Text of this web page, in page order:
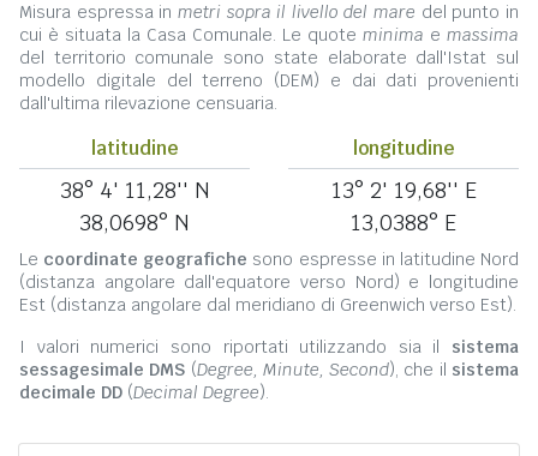
Misura espressa in metri sopra il livello del mare del punto in
cui è situata la Casa Comunale. Le quote minima e massima
del territorio comunale sono state elaborate dall'Istat sul
modello digitale del terreno (DEM) e dai dati provenienti
dall'ultima rilevazione censuaria.
latitudine
38° 4' 11,28'' N
38,0698° N
longitudine
13° 2' 19,68'' E
13,0388° E
Le coordinate geografiche sono espresse in latitudine Nord
(distanza angolare dall'equatore verso Nord) e longitudine
Est (distanza angolare dal meridiano di Greenwich verso Est).
I valori numerici sono riportati utilizzando sia il sistema
sessagesimale DMS (Degree, Minute, Second), che il sistema
decimale DD (Decimal Degree).